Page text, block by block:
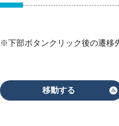
※下部ボタンクリック後の遷移
移動する